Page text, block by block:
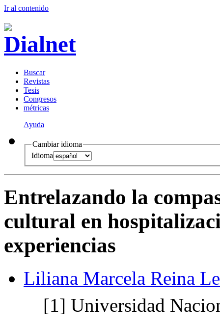
Ir al contenido
Buscar
Revistas
Tesis
Congresos
métricas
Ayuda
Cambiar idioma
Idioma
Entrelazando la
cultural en
experiencias
Liliana Marcela Reina
[1] Universidad